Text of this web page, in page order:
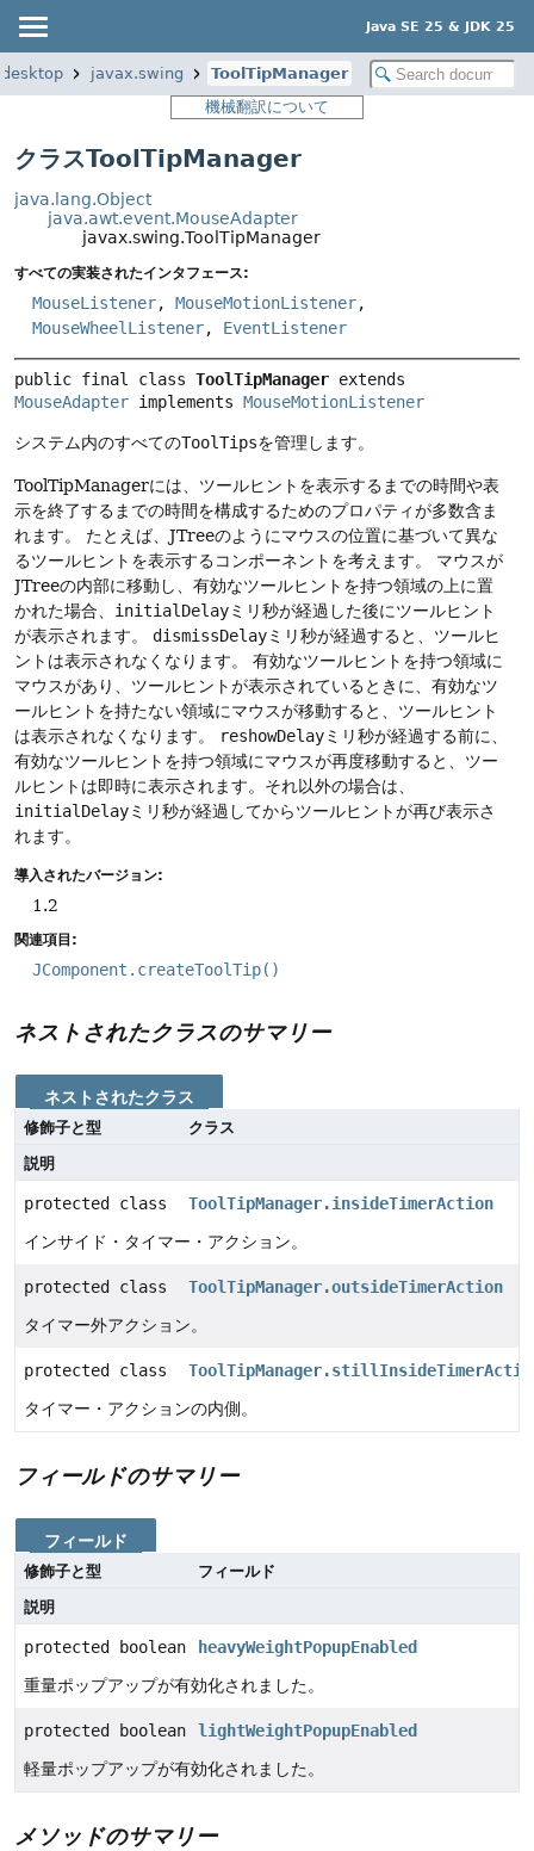
Java SE 25 & JDK 25
javax.swing
ToolTipManager
機械翻訳について
クラスToolTipManager
java.lang.Object
java.awt.event.MouseAdapter
javax.swing.ToolTipManager
すべての実装されたインタフェース:
MouseListener, MouseMotionListener,
MouseWheelListener, EventListener
public final class ToolTipManager
MouseAdapter implements MouseMotionListener
システム内のすべてのToolTipsを管理します。
ToolTipManagerには、ツールヒントを表示するまでの時間や表
示を終了するまでの時間を構成するためのプロパティが多数含ま
れます。
たとえば、JTreeのようにマウスの位置に基づいて異な
るツールヒントを表示するコンポーネントを考えます。
マウスが
JTreeの内部に移動し、有効なツールヒントを持つ領域の上に置
かれた場合、 initialDelayミリ秒が経過した後にツールヒント
が表示されます。
dismissDelayミリ秒が経過すると、ツールヒ
ントは表示されなくなります。
有効なツールヒントを持つ領域に
マウスがあり、ツールヒントが表示されているときに、有効なツ
ールヒントを持たない領域にマウスが移動すると、ツールヒント
は表示されなくなります。
reshowDelayミリ秒が経過する前に、
有効なツールヒントを持つ領域にマウスが再度移動すると、ツー
ルヒントは即時に表示されます。それ以外の場合は、
initialDelayミリ秒が経過してからツールヒントが再び表示さ
れます。
導入されたバージョン:
1.2
関連項目:
JComponent.createToolTip()
ネストされたクラスのサマリー
ネストされたクラス
修飾子と型
クラス
説明
protected class
ToolTipManager.insideTimerAction
インサイド・タイマー・アクション。
protected class
ToolTipManager.outsideTimerAction
タイマー外アクション。
protected class
タイマー・アクションの内側。
フィールドのサマリー
フィールド
修飾子と型
フィールド
説明
protected boolean
heavyWeightPopupEnabled
重量ポップアップが有効化されました。
protected boolean
lightWeightPopupEnabled
軽量ポップアップが有効化されました。
メソッドのサマリー